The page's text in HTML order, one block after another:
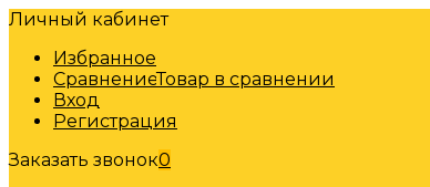
Личный кабинет
Избранное
СравнениеТовар в сравнении
Вход
Регистрация
Заказать звонок0